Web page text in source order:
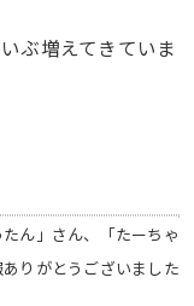
ぶ増えてきていま
ん」さん、「たーちゃ
りがとうございました